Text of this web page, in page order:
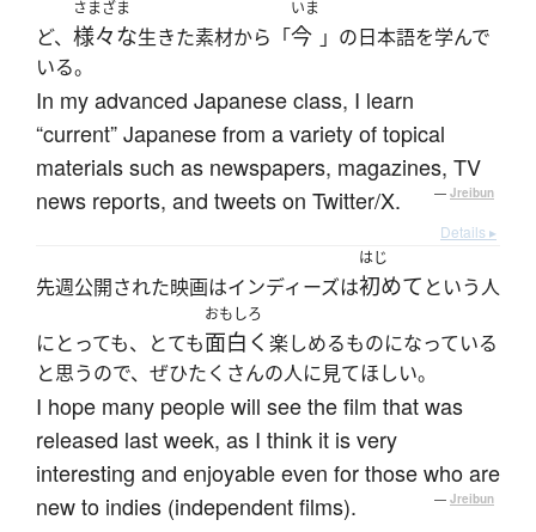
ど、
さまざま
様々な生きた素材から「
いま
今 」の日本語を学んで
いる。
In my advanced Japanese class, I learn
“current” Japanese from a variety of topical
materials such as newspapers, magazines, TV
news reports, and tweets on Twitter/X.
— Jreibun
Details ▸
先週公開された映画はインディーズは
はじ
初めて という人
にとっても、とても
おもしろ
面白く 楽しめるものになっている
と思うので、ぜひたくさんの人に見てほしい。
I hope many people will see the film that was
released last week, as I think it is very
interesting and enjoyable even for those who are
new to indies (independent films).
— Jreibun